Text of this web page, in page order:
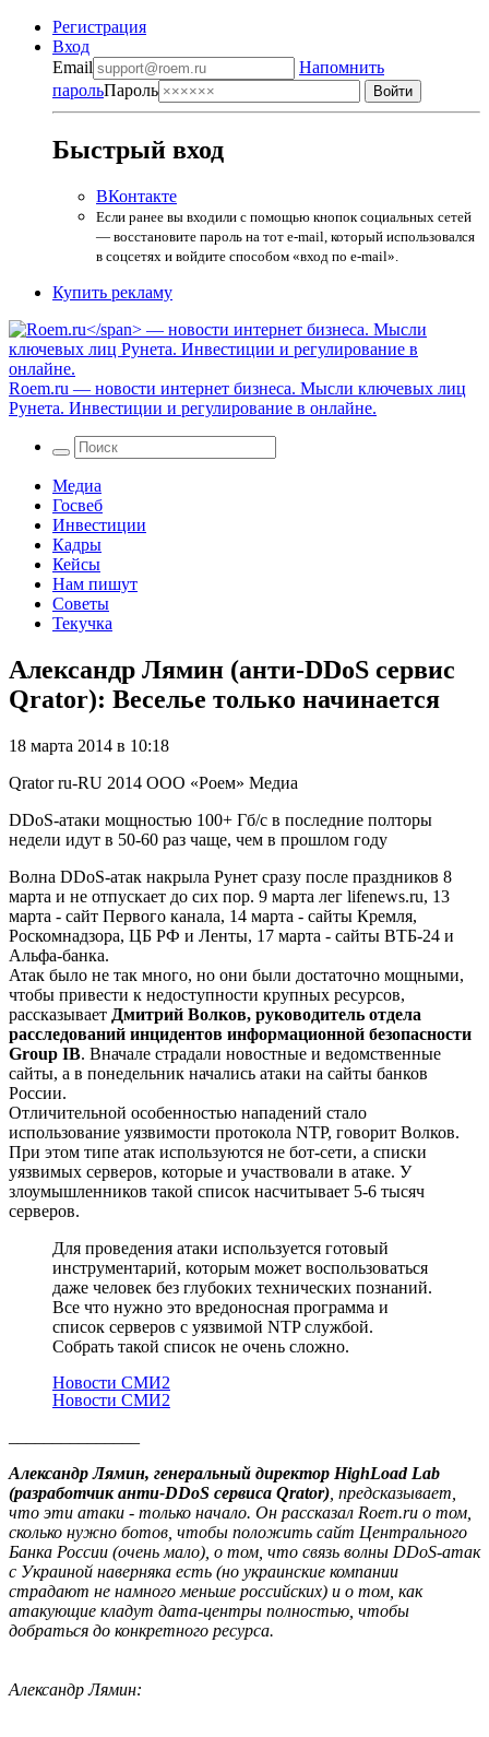
Регистрация
Вход
Email
Напомнить
парольПароль
Быстрый вход
ВКонтакте
Если ранее вы входили с помощью кнопок социальных сетей
— восстановите пароль на тот e-mail, который использовался
в соцсетях и войдите способом «вход по e-mail».
Купить рекламу
Roem.ru — новости интернет бизнеса. Мысли ключевых лиц
Рунета. Инвестиции и регулирование в онлайне.
Медиа
Госвеб
Инвестиции
Кадры
Кейсы
Нам пишут
Советы
Текучка
Александр Лямин (анти-DDoS сервис
Qrator): Веселье только начинается
18 марта 2014 в 10:18
Qrator ru-RU 2014 ООО «Роем» Медиа
DDoS-атаки мощностью 100+ Гб/с в последние полторы
недели идут в 50-60 раз чаще, чем в прошлом году
Волна DDoS-атак накрыла Рунет сразу после праздников 8
марта и не отпускает до сих пор. 9 марта лег lifenews.ru, 13
марта - сайт Первого канала, 14 марта - сайты Кремля,
Роскомнадзора, ЦБ РФ и Ленты, 17 марта - сайты ВТБ-24 и
Альфа-банка.
Атак было не так много, но они были достаточно мощными,
чтобы привести к недоступности крупных ресурсов,
рассказывает Дмитрий Волков, руководитель отдела
расследований инцидентов информационной безопасности
Group IB. Вначале страдали новостные и ведомственные
сайты, а в понедельник начались атаки на сайты банков
России.
Отличительной особенностью нападений стало
использование уязвимости протокола NTP, говорит Волков.
При этом типе атак используются не бот-сети, а списки
уязвимых серверов, которые и участвовали в атаке. У
злоумышленников такой список насчитывает 5-6 тысяч
серверов.
Для проведения атаки используется готовый
инструментарий, которым может воспользоваться
даже человек без глубоких технических познаний.
Все что нужно это вредоносная программа и
список серверов с уязвимой NTP службой.
Собрать такой список не очень сложно.
Новости СМИ2
Новости СМИ2
Александр Лямин, генеральный директор HighLoad Lab
(разработчик анти-DDoS сервиса Qrator) , предсказывает,
что эти атаки - только начало. Он рассказал Roem.ru о том,
сколько нужно ботов, чтобы положить сайт Центрального
Банка России (очень мало), о том, что связь волны DDoS-атак
с Украиной наверняка есть (но украинские компании
страдают не намного меньше российских) и о том, как
атакующие кладут дата-центры полностью, чтобы
добраться до конкретного ресурса.
Александр Лямин: